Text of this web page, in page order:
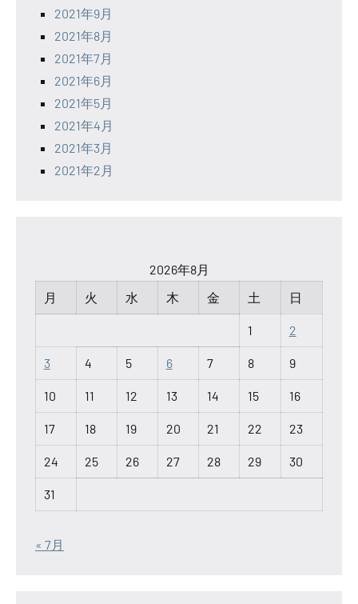
2021年9月
2021年8月
2021年7月
2021年6月
2021年5月
2021年4月
2021年3月
2021年2月
2026年8月
月
火 水 木 金 土 日
1 2
3 4 5 6 7 8 9
10 11 12 13 14 15 16
17 18 19 20 21 22 23
24 25 26 27 28 29 30
31
« 7月